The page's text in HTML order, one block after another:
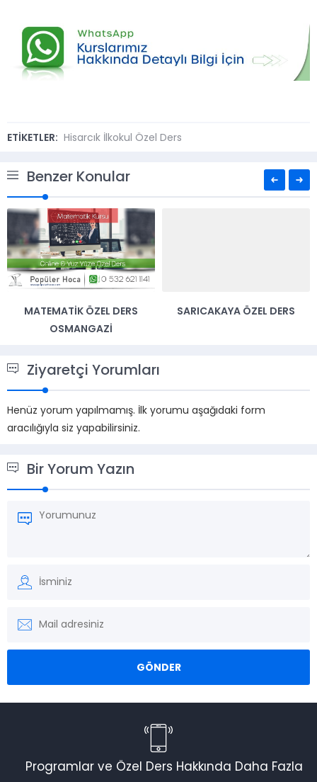
ETİKETLER: Hisarcık İlkokul Özel Ders
Benzer Konular
MATEMATIK ÖZEL DERS
OSMANGAZI
SARICAKAYA ÖZEL DERS
Ziyaretçi Yorumları
Henüz yorum yapılmamış. İlk yorumu aşağıdaki form
aracılığıyla siz yapabilirsiniz.
Bir Yorum Yazın
Programlar ve Özel Ders Hakkında Daha Fazla